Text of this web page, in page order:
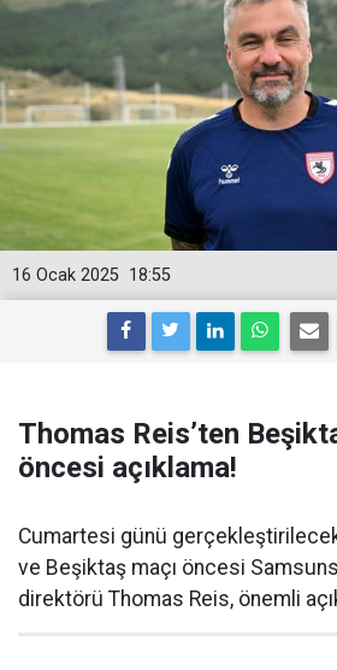
18:55
16 Ocak 2025
Thomas Reis’ten
öncesi açıklama!
Cumartesi günü
ve Beşiktaş maçı öncesi
direktörü Thomas Reis, önemli